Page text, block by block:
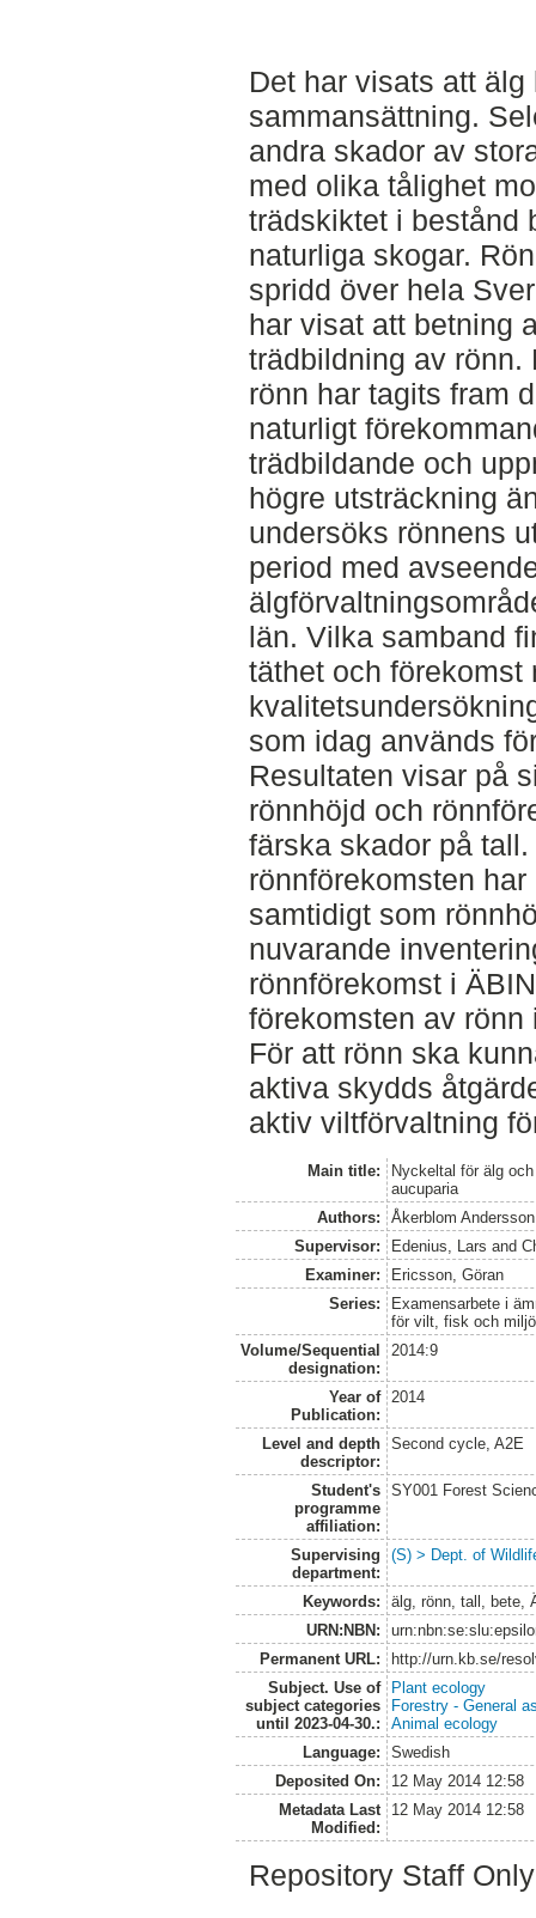
Det har visats att
sammansättning.
andra skador av
med olika tålighet
trädskiktet i bestånd
naturliga skogar.
spridd över hela
har visat att betning
trädbildning av rönn.
rönn har tagits fram
naturligt
trädbildande och
högre utsträckning
undersöks rönnens
period med
län. Vilka samband
täthet och förekomst
som idag används
Resultaten visar på
rönnhöjd och
färska skador på
rönnförekomsten
samtidigt som
nuvarande
rönnförekomst i
förekomsten av
För att rönn ska
aktiva skydds
aktiv viltförvaltning
Main title:
Nyckeltal för älg
aucuparia
Authors:
Åkerblom
Supervisor:
Edenius, Lars and
Examiner:
Ericsson, Göran
Series:
Examensarbete i
för vilt, fisk och miljö
Volume/Sequential
designation:
2014:9
Year of
Publication:
2014
Level and depth
descriptor:
Second cycle, A2E
Student's
programme
affiliation:
SY001 Forest
Supervising
department:
(S) > Dept. of
Keywords:
älg, rönn, tall, bete,
URN:NBN:
Permanent URL:
http://urn.kb.se/
Subject. Use of
subject categories
until 2023-04-30.:
Plant ecology
Forestry - General
Animal ecology
Language:
Swedish
Deposited On:
12 May 2014 12:58
Metadata Last
Modified:
12 May 2014 12:58
Repository Staff